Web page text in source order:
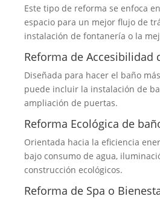
Este tipo de reforma se enfoca
espacio para un mejor flujo de
instalación de fontanería o la
Reforma de Accesibilidad
Diseñada para hacer el baño
puede incluir la instalación de
ampliación de puertas.
Reforma Ecológica de
Orientada hacia la eficiencia
bajo consumo de agua,
construcción ecológicos.
Reforma de Spa o